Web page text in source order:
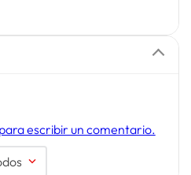
escribir un comentario.